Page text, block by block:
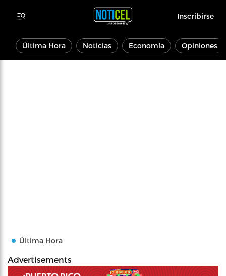
Inscribirse
Última Hora Noticias Economía Opiniones
Última Hora
Advertisements